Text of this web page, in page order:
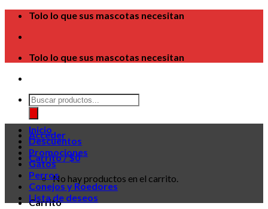
Skip
content
Tolo lo que sus mascotas necesitan
Tolo lo que sus mascotas necesitan
Búsqueda
de
productos
Acceder
Carrito /$0
No hay productos en el carrito.
Carrito
Inicio
Descuentos
Promociones
Gatos
Perros
Conejos y Roedores
Lista de deseos